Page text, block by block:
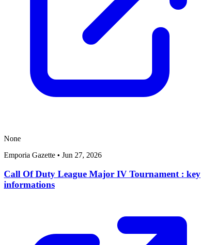
None
Emporia Gazette • Jun 27, 2026
Call Of Duty League Major IV Tournament : key
informations